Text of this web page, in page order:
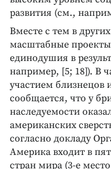
развития (см.,
Вместе с тем в
масштабные
единодушия в
например, [5; 18]). В
участием
сообщается, что у
наследуемости
американских
согласно докладу
Америка входит в
стран мира (3-е